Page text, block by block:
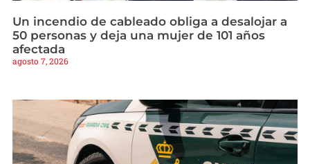
Un incendio de cableado obliga a desalojar a
50 personas y deja una mujer de 101 años
afectada
agosto 7, 2026